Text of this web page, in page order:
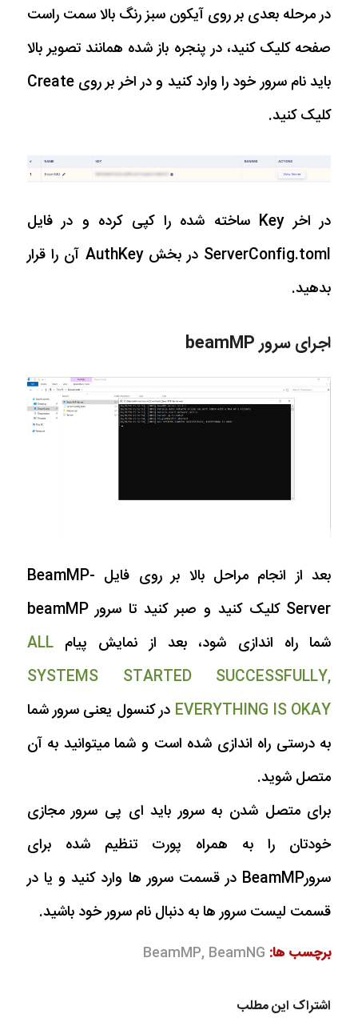
در مرحله بعدی بر روی آیکون سبز رنگ بالا سمت راست
صفحه کلیک کنید، در پنجره باز شده همانند تصویر بالا
باید نام سرور خود را وارد کنید و در اخر بر روی Create
کلیک کنید.
در اخر Key ساخته شده را کپی کرده و در فایل
ServerConfig.toml در بخش AuthKey آن را قرار
بدهید.
اجرای سرور beamMP
بعد از انجام مراحل بالا بر روی فایل BeamMP-
Server کلیک کنید و صبر کنید تا سرور beamMP
شما راه اندازی شود، بعد از نمایش پیامALL
SYSTEMS STARTED SUCCESSFULLY,
EVERYTHING IS OKAY در کنسول یعنی سرور شما
به درستی راه اندازی شده است و شما میتوانید به آن
متصل شوید.
برای متصل شدن به سرور باید ای پی سرور مجازی
خودتان را به همراه پورت تنظیم شده برای
سرورBeamMP در قسمت سرور ها وارد کنید و یا در
قسمت لیست سرور ها به دنبال نام سرور خود باشید.
برچسب ها: BeamMP, BeamNG
اشتراک این مطلب